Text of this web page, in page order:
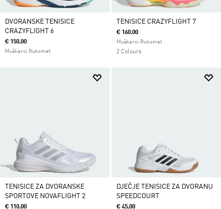
DVORANSKE TENISICE
CRAZYFLIGHT 6
€ 150.00
Muškarci Rukomet
TENISICE CRAZYFLIGHT 7
€ 160.00
Muškarci Rukomet
2 Colours
TENISICE ZA DVORANSKE
SPORTOVE NOVAFLIGHT 2
€ 110.00
DJEČJE TENISICE ZA DVORANU
SPEEDCOURT
€ 45.00